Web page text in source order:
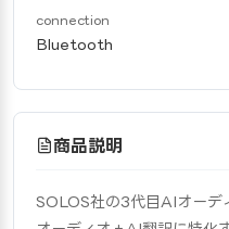
connection
Bluetooth
商品説明
SOLOS社の3代目AIオーデ